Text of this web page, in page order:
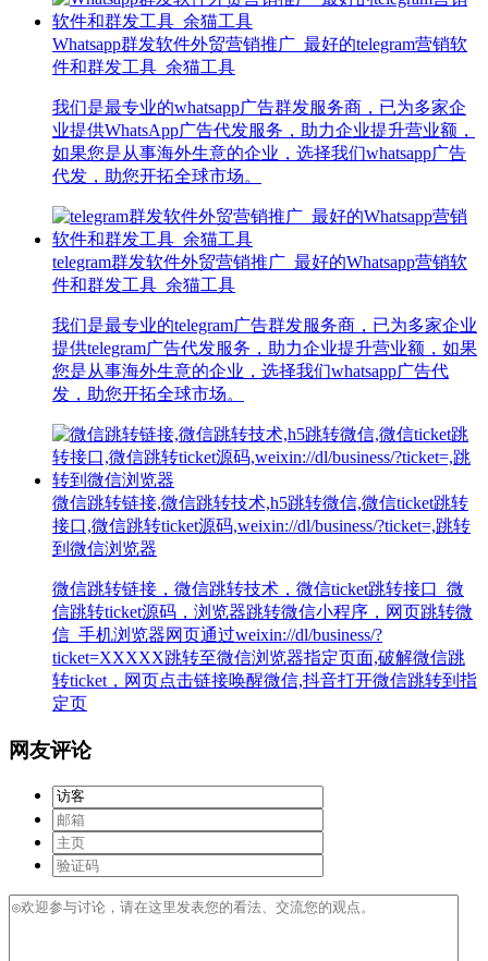
Whatsapp群发软件外贸营销推广_最好的telegram营销软
件和群发工具_余猫工具
我们是最专业的whatsapp广告群发服务商，已为多家企
业提供WhatsApp广告代发服务，助力企业提升营业额，
如果您是从事海外生意的企业，选择我们whatsapp广告
代发，助您开拓全球市场。
telegram群发软件外贸营销推广_最好的Whatsapp营销软
件和群发工具_余猫工具
我们是最专业的telegram广告群发服务商，已为多家企业
提供telegram广告代发服务，助力企业提升营业额，如果
您是从事海外生意的企业，选择我们whatsapp广告代
发，助您开拓全球市场。
微信跳转链接,微信跳转技术,h5跳转微信,微信ticket跳转
接口,微信跳转ticket源码,weixin://dl/business/?ticket=,跳转
到微信浏览器
微信跳转链接，微信跳转技术，微信ticket跳转接口_微
信跳转ticket源码，浏览器跳转微信小程序，网页跳转微
信_手机浏览器网页通过weixin://dl/business/?
ticket=XXXXX跳转至微信浏览器指定页面,破解微信跳
转ticket，网页点击链接唤醒微信,抖音打开微信跳转到指
定页
网友评论